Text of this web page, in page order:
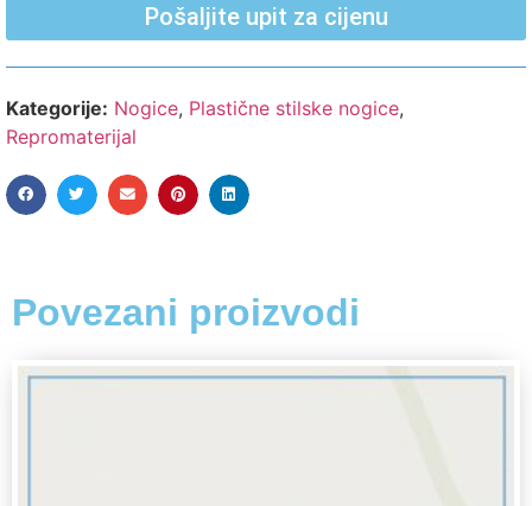
Pošaljite upit za cijenu
Kategorije: Nogice, Plastične stilske nogice,
Repromaterijal
Povezani proizvodi